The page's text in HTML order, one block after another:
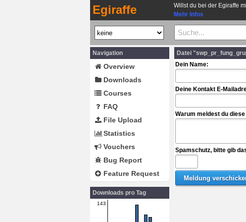
Egiraffe
Willst du bei der Egiraffe
Mehr Infos
Navigation
Overview
Downloads
Courses
FAQ
File Upload
Statistics
Vouchers
Bug Report
Feature Request
Downloads pro Tag
143
Datei
Dein Name:
Deine Kontakt E-
Warum meldest du
Spamschutz, bitte gib